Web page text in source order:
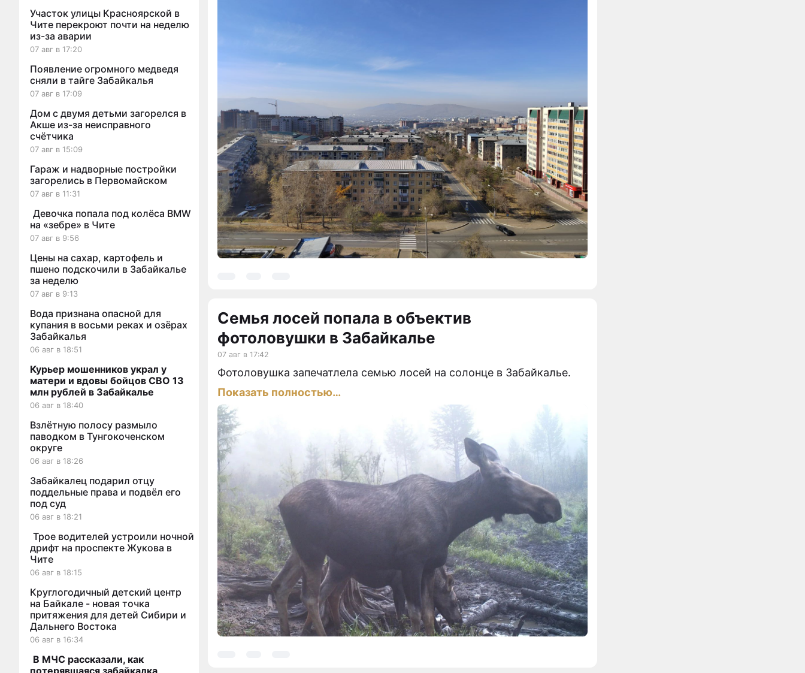
Участок улицы Красноярской в
Чите перекроют почти на неделю
из-за аварии
07 авг в 17:20
Появление огромного медведя
сняли в тайге Забайкалья
07 авг в 17:09
Дом с двумя детьми загорелся в
Акше из-за неисправного
счётчика
07 авг в 15:09
Гараж и надворные постройки
загорелись в Первомайском
07 авг в 11:31
Девочка попала под колёса BMW
на «зебре» в Чите
07 авг в 9:56
Цены на сахар, картофель и
пшено подскочили в Забайкалье
за неделю
07 авг в 9:13
Вода признана опасной для
купания в восьми реках и озёрах
Забайкалья
06 авг в 18:51
Курьер мошенников украл у
матери и вдовы бойцов СВО 13
млн рублей в Забайкалье
06 авг в 18:40
Взлётную полосу размыло
паводком в Тунгокоченском
округе
06 авг в 18:26
Забайкалец подарил отцу
поддельные права и подвёл его
под суд
06 авг в 18:21
Трое водителей устроили ночной
дрифт на проспекте Жукова в
Чите
06 авг в 18:15
Круглогодичный детский центр
на Байкале - новая точка
притяжения для детей Сибири и
Дальнего Востока
06 авг в 16:34
В МЧС рассказали, как
потерявшаяся забайкалка
Семья лосей попала в объектив
фотоловушки в Забайкалье
07 авг в 17:42
Фотоловушка запечатлела семью лосей на солонце в Забайкалье.
Показать полностью…